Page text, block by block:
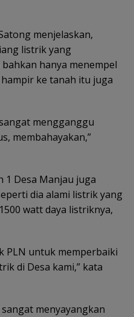
menjelaskan,
listrik yang
hanya menempel
ke tanah itu juga
mengganggu
membahayakan,”
1 Desa Manjau juga
dia alami listrik yang
watt daya listriknya,
PLN untuk memperbaiki
di Desa kami,” kata
menyayangkan